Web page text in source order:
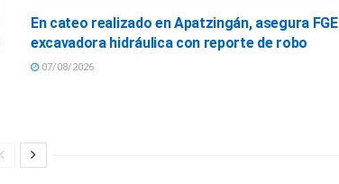
En cateo realizado en Apatzingán, asegura FGE
excavadora hidráulica con reporte de robo
07/08/2026